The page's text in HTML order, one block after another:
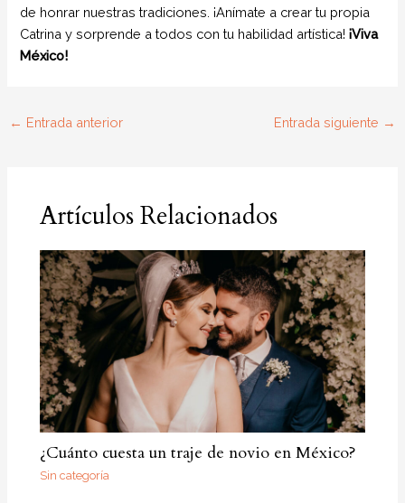
de honrar nuestras tradiciones. ¡Anímate a crear tu propia
Catrina y sorprende a todos con tu habilidad artística!¡Viva
México!
← Entrada anterior Entrada siguiente →
Artículos Relacionados
¿Cuánto cuesta un traje de novio en México?
Sin categoría